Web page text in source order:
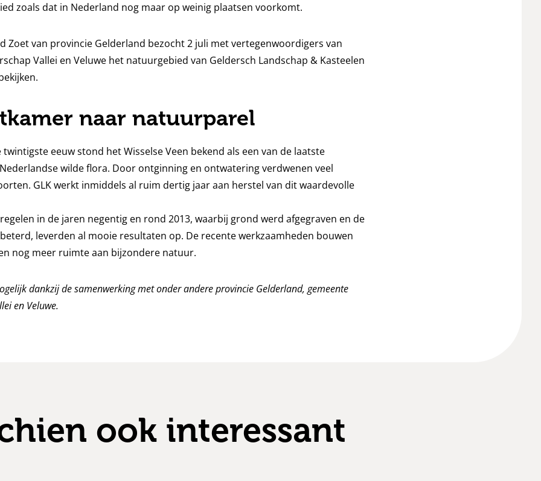
zoals dat in Nederland nog maar op weinig plaatsen voorkomt.
Zoet van provincie Gelderland bezocht 2 juli met vertegenwoordigers van
Vallei en Veluwe het natuurgebied van Geldersch Landschap & Kasteelen
naar natuurparel
eeuw stond het Wisselse Veen bekend als een van de laatste
wilde flora. Door ontginning en ontwatering verdwenen veel
GLK werkt inmiddels al ruim dertig jaar aan herstel van dit waardevolle
in de jaren negentig en rond 2013, waarbij grond werd afgegraven en de
leverden al mooie resultaten op. De recente werkzaamheden bouwen
nog meer ruimte aan bijzondere natuur.
dankzij de samenwerking met onder andere provincie Gelderland, gemeente
en Veluwe.
ook interessant